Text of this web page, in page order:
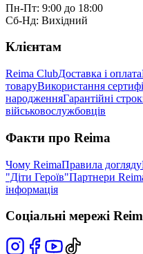
Пн-Пт: 9:00 до 18:00
Сб-Нд: Вихідний
Клієнтам
Reima ClubДоставка і оплата
товаруВикористання
народженняГарантійні
військовослужбовців
Факти про Reima
Чому ReimaПравила догляду
"Діти Героїв"Партнери
інформація
Соціальні мережі